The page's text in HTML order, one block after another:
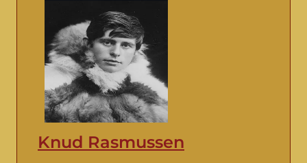
Knud Rasmussen